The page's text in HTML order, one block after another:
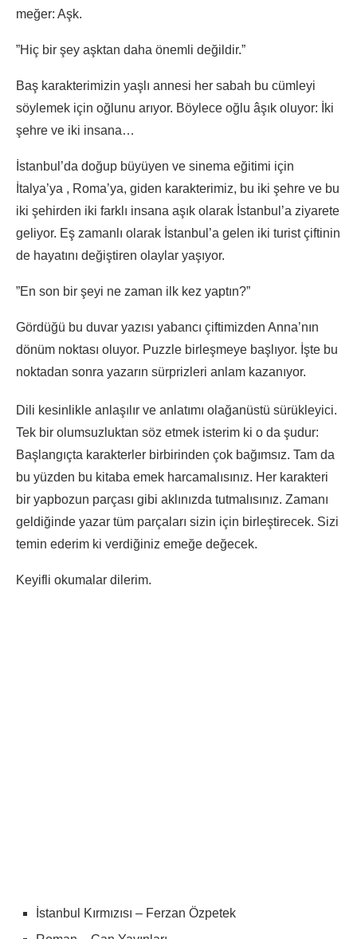
meğer: Aşk.
”Hiç bir şey aşktan daha önemli değildir.”
Baş karakterimizin yaşlı annesi her sabah bu cümleyi
söylemek için oğlunu arıyor. Böylece oğlu âşık oluyor: İki
şehre ve iki insana…
İstanbul’da doğup büyüyen ve sinema eğitimi için
İtalya’ya , Roma’ya, giden karakterimiz, bu iki şehre ve bu
iki şehirden iki farklı insana aşık olarak İstanbul’a ziyarete
geliyor. Eş zamanlı olarak İstanbul’a gelen iki turist çiftinin
de hayatını değiştiren olaylar yaşıyor.
”En son bir şeyi ne zaman ilk kez yaptın?”
Gördüğü bu duvar yazısı yabancı çiftimizden Anna’nın
dönüm noktası oluyor. Puzzle birleşmeye başlıyor. İşte bu
noktadan sonra yazarın sürprizleri anlam kazanıyor.
Dili kesinlikle anlaşılır ve anlatımı olağanüstü sürükleyici.
Tek bir olumsuzluktan söz etmek isterim ki o da şudur:
Başlangıçta karakterler birbirinden çok bağımsız. Tam da
bu yüzden bu kitaba emek harcamalısınız. Her karakteri
bir yapbozun parçası gibi aklınızda tutmalısınız. Zamanı
geldiğinde yazar tüm parçaları sizin için birleştirecek. Sizi
temin ederim ki verdiğiniz emeğe değecek.
Keyifli okumalar dilerim.
İstanbul Kırmızısı – Ferzan Özpetek